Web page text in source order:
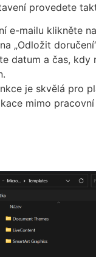
provedete
e-mailu klikněte
„Odložit
datum a čas, kdy
je skvělá pro
mimo pracovní